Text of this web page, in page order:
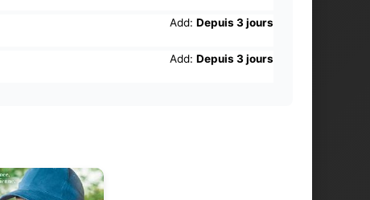
Add: Depuis 3 jours
Add: Depuis 3 jours